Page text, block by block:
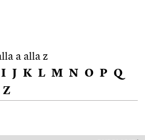
a alla z
I J K L M N O P Q
Z